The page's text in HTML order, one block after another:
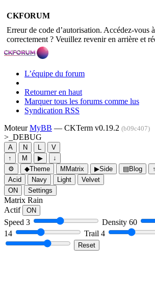
CKFORUM
Erreur de code d’autorisation. Accédez-vous
correctement ? Veuillez revenir en arrière et
L’équipe du forum
Retourner en haut
Marquer tous les forums comme lus
Syndication RSS
MoteurMyBB — CKTerm v0.19.2 (b09c407)
>_ DEBUG
A N L
V
↑
M ▶
↓
⚙
◆Theme M Matrix ▶Side ▤Blog ↑
Acid
Navy Light
Velvet
ON
Settings
Matrix Rain
Actif
ON
Speed 3 Density 60
14
Trail 4
Reset